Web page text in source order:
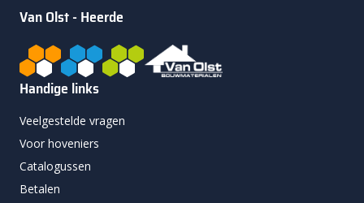
Van Olst - Heerde
Handige links
Veelgestelde vragen
Voor hoveniers
Catalogussen
Betalen